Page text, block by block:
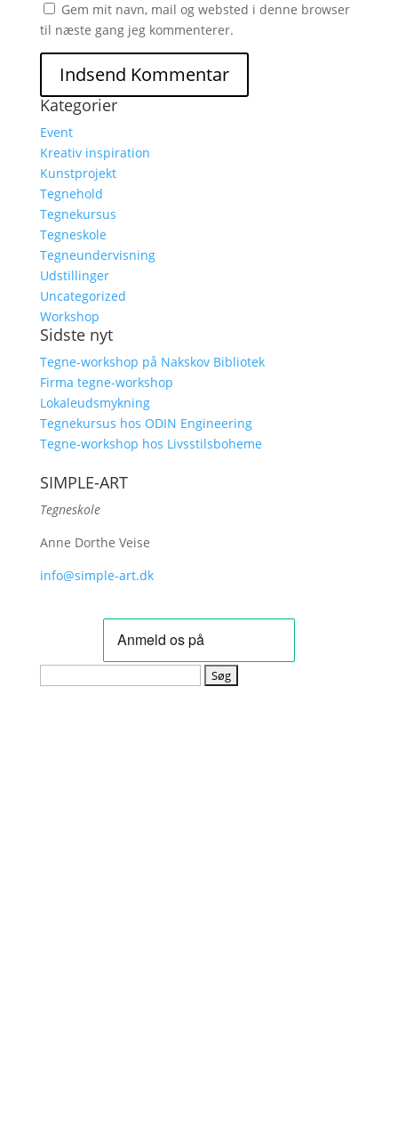
Gem mit navn, mail og websted i denne browser
til næste gang jeg kommenterer.
Kategorier
Event
Kreativ inspiration
Kunstprojekt
Tegnehold
Tegnekursus
Tegneskole
Tegneundervisning
Udstillinger
Uncategorized
Workshop
Sidste nyt
Tegne-workshop på Nakskov Bibliotek
Firma tegne-workshop
Lokaleudsmykning
Tegnekursus hos ODIN Engineering
Tegne-workshop hos Livsstilsboheme
SIMPLE-ART
Tegneskole
Anne Dorthe Veise
info@simple-art.dk